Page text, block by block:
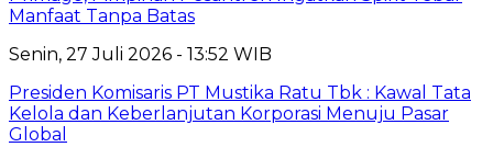
Manfaat Tanpa Batas
Senin, 27 Juli 2026 - 13:52 WIB
Presiden Komisaris PT Mustika Ratu Tbk : Kawal Tata
Kelola dan Keberlanjutan Korporasi Menuju Pasar
Global